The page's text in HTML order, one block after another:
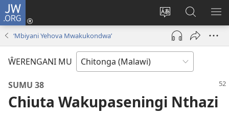
JW.ORG
Sinthani
chineneru
Sereni
(Lajula
Linyaki)
Fufuzani
Vinthu
pa
JW.ORG
‘Mbiyani Yehova Mwakukondwa’
ŴERENGANI MU
SUMU 38
Chiuta Wakupaseningi Nthazi